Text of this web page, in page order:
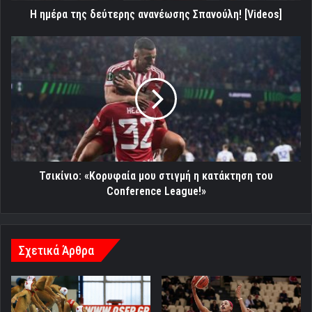
Η ημέρα της δεύτερης ανανέωσης Σπανούλη! [Videos]
Τσικίνιο:
«Κορυφαία
στιγμή
κατάκτηση
του
Conference
League!»
Τσικίνιο: «Κορυφαία μου στιγμή η κατάκτηση του
Conference League!»
Σχετικά Άρθρα